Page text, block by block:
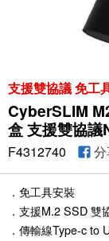
支援雙協議 免工
CyberSLIM
盒 支援雙協
F4312740
．免工具安裝
．支援M.2 SSD 雙
．傳輸線Type-c to